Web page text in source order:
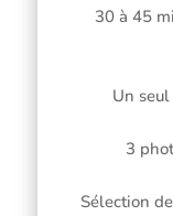
30 à 45
Un
3
Sélection